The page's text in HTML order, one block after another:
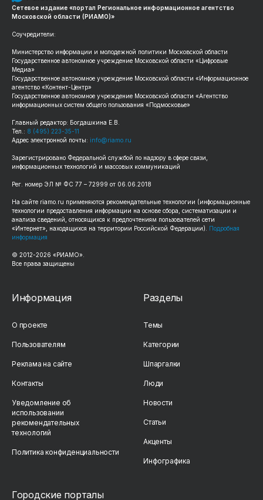
Сетевое издание «портал Региональное информационное агентство
Московской области (РИАМО)»
Соучредители:
Министерство информации и молодежной политики Московской области
Государственное автономное учреждение Московской области «Цифровые
Медиа»
Государственное автономное учреждение Московской области «Информационное
агентство «Контент-Центр»
Государственное автономное учреждение Московской области «Агентство
информационных систем общего пользования «Подмосковье»
Главный редактор: Богдашкина Е.В.
Тел.: 8 (495) 223-35-11
Адрес электронной почты: info@riamo.ru
Зарегистрировано Федеральной службой по надзору в сфере связи,
информационных технологий и массовых коммуникаций
Рег. номер ЭЛ № ФС 77 – 72999 от 06.06.2018
На сайте riamo.ru применяются рекомендательные технологии (информационные
технологии предоставления информации на основе сбора, систематизации и
анализа сведений, относящихся к предпочтениям пользователей сети
«Интернет», находящихся на территории Российской Федерации). Подробная
информация
© 2012-2026 «РИАМО».
Все права защищены
Информация
О проекте
Пользователям
Реклама на сайте
Контакты
Уведомление об
использовании
рекомендательных
технологий
Политика конфиденциальности
Разделы
Темы
Категории
Шпаргалки
Люди
Новости
Статьи
Акценты
Инфографика
Городские порталы